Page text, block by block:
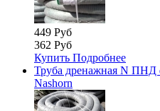
449 Руб
362 Руб
Купить Подробнее
Труба дренажная N ПНД
Nashorn